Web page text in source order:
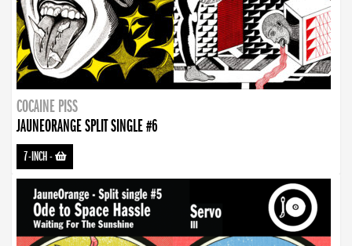
COCAINE PISS
JAUNEORANGE SPLIT SINGLE #6
7-INCH-